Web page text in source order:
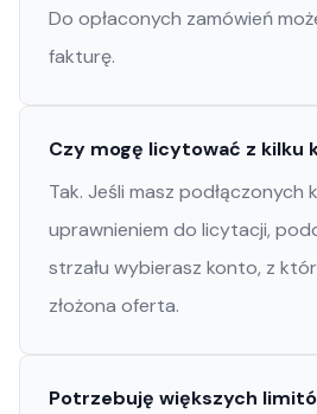
Do opłaconych zamówień
fakturę.
Czy mogę licytować z kilku
Tak. Jeśli masz podłączonych
uprawnieniem do licytacji,
strzału wybierasz konto, z
złożona oferta.
Potrzebuję większych